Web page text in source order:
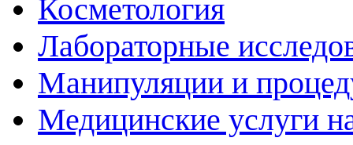
Косметология
Лабораторные
Манипуляции и
Медицинские услуги